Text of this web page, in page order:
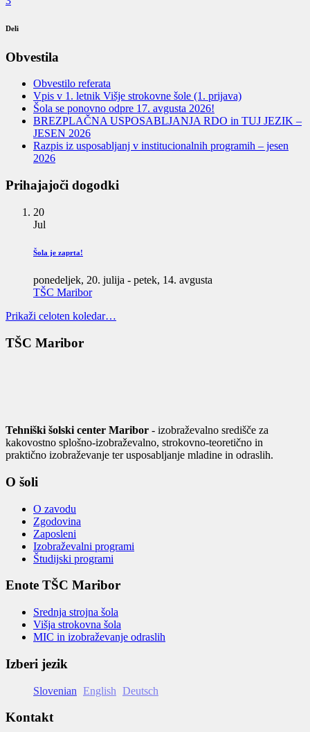
Deli
Obvestila
Obvestilo referata
Vpis v 1. letnik Višje strokovne šole (1. prijava)
Šola se ponovno odpre 17. avgusta 2026!
BREZPLAČNA USPOSABLJANJA RDO in TUJ JEZIK –
JESEN 2026
Razpis iz usposabljanj v institucionalnih programih – jesen
2026
Prihajajoči dogodki
20
Jul
Šola je zaprta!
ponedeljek, 20. julija - petek, 14. avgusta
TŠC Maribor
Prikaži celoten koledar…
TŠC Maribor
Tehniški šolski center Maribor - izobraževalno središče za
kakovostno splošno-izobraževalno, strokovno-teoretično in
praktično izobraževanje ter usposabljanje mladine in odraslih.
O šoli
O zavodu
Zgodovina
Zaposleni
Izobraževalni programi
Študijski programi
Enote TŠC Maribor
Srednja strojna šola
Višja strokovna šola
MIC in izobraževanje odraslih
Izberi jezik
Slovenian English Deutsch
Kontakt